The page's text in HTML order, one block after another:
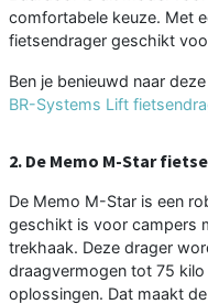
comfortabele keuze. Met
fietsendrager geschikt
Ben je benieuwd naar
BR-Systems Lift
2. De Memo M-Star
De Memo M-Star is een
geschikt is voor campers
trekhaak. Deze drager
draagvermogen tot 75
oplossingen. Dat maakt